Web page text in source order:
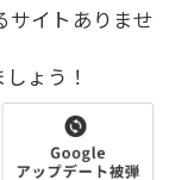
サイトありませ
ょう！